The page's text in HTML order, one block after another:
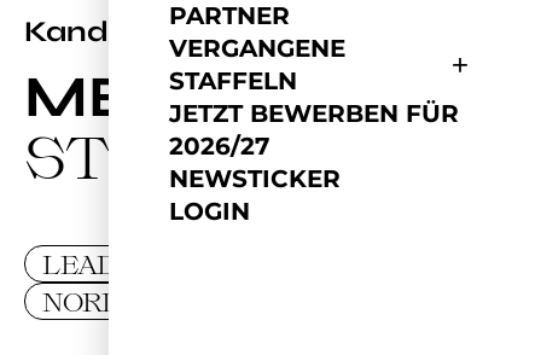
PARTNER
VERGANGENE
STAFFELN
JETZT BEWERBEN FÜR
2026/27
NEWSTICKER
LOGIN
Kandidatin2026
MELANIE
STÖCKER
LEADER
NORDRHEIN-WESTFALEN